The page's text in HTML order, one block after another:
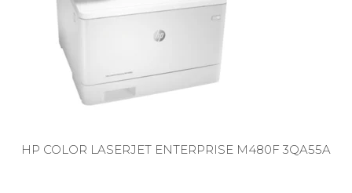
HP COLOR LASERJET ENTERPRISE M480F 3QA55A